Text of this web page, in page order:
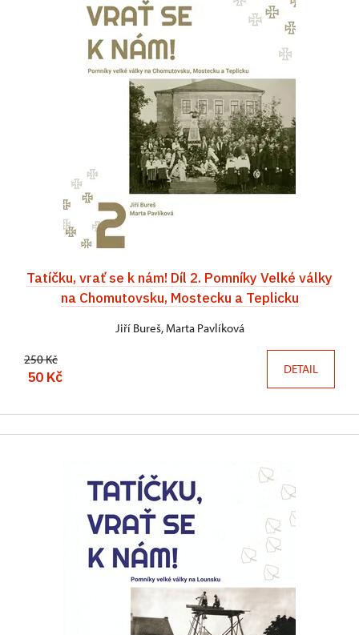
Tatíčku, vrať se k nám! Díl 2. Pomníky Velké války
na Chomutovsku, Mostecku a Teplicku
Jiří Bureš, Marta Pavlíková
250 Kč
50 Kč DETAIL